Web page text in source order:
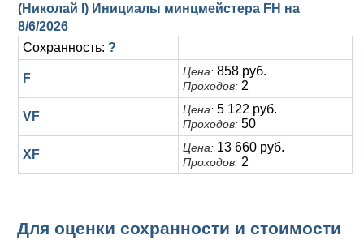
(Николай I) Инициалы минцмейстера FH на
8/6/2026
Сохранность: ?
F Цена: 858 руб.
Проходов: 2
VF Цена: 5 122 руб.
Проходов: 50
XF Цена: 13 660 руб.
Проходов: 2
Для оценки сохранности и стоимости